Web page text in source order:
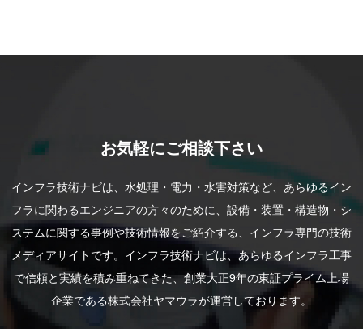
お気軽にご相談下さい
インフラ技術ナビは、水処理・電力・水害対策など、あらゆるイン
フラに関わるエンジニアの方々のために、設備・装置・構造物・シ
ステムに関する事例や技術情報をご紹介する、インフラ専門の技術
メディアサイトです。インフラ技術ナビは、あらゆるインフラ工事
で信頼と実績を積み重ねてきた、創業大正9年の東証プライム上場
企業である株式会社ヤマウラが運営しております。